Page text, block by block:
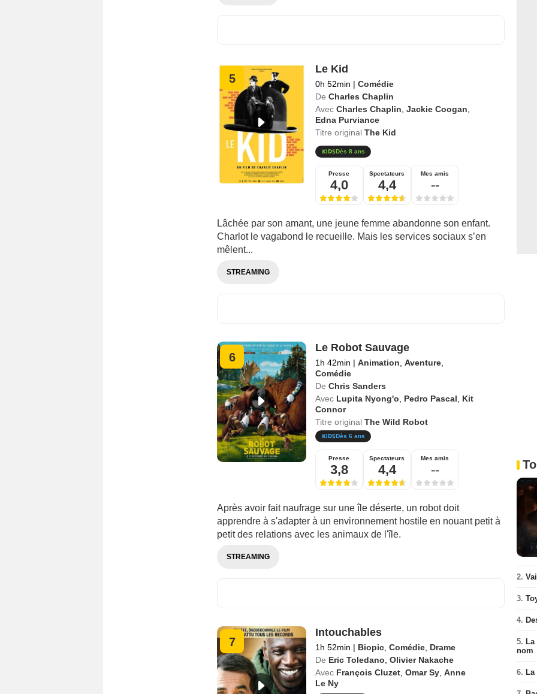
5
Le Kid
0h 52min | Comédie
De Charles Chaplin
Avec Charles Chaplin Jackie Coogan
Edna Purviance
Titre original The Kid
Dès 8 ans
Presse
4,0
Spectateurs
4,4
Mes amis
--
Lâchée par son amant, une jeune femme abandonne son enfant.
Charlot le vagabond le recueille. Mais les services sociaux s’en
mêlent...
STREAMING
6
Le Robot Sauvage
1h 42min | Animation Aventure,
Comédie
De Chris Sanders
Avec Lupita Nyong'o Pedro Pascal
Kit
Connor
Titre original The Wild Robot
Dès 6 ans
Presse
3,8
Spectateurs
4,4
Mes amis
--
Après avoir fait naufrage sur une île déserte, un robot doit
apprendre à s'adapter à un environnement hostile en nouant petit à
petit des relations avec les animaux de l'île.
STREAMING
7
Intouchables
1h 52min | Biopic, Comédie, Drame
De Eric Toledano Olivier Nakache
Avec François Cluzet, Omar Sy, Anne
Le Ny
2.
3.
4.
5.
nom
6.